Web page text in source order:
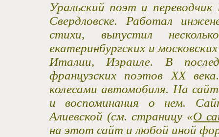
Уральский поэт и
Свердловске. Работал
стихи, выпустил
екатеринбургских и
Италии, Израиле. В
французских поэтов XX
колесами автомобиля. На
и воспоминания о нем.
Алиевской (см. страницу «О
на этот сайт и любой иной